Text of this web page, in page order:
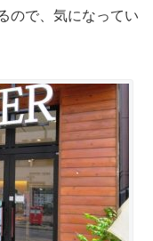
ので、気になってい